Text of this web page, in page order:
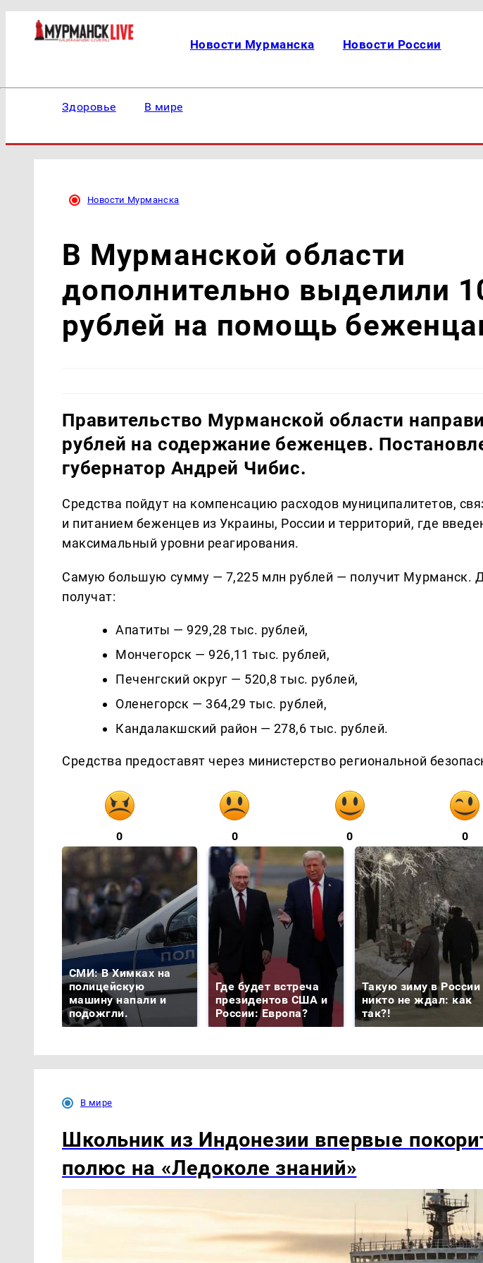
Новости Мурманска Новости России
Здоровье В мире
Новости Мурманска
В Мурманской области
дополнительно выделили
рублей на помощь
Правительство Мурманской области
рублей на содержание беженцев.
губернатор Андрей Чибис.
Средства пойдут на компенсацию расходов муниципалитетов,
и питанием беженцев из Украины, России и территорий, где
максимальный уровни реагирования.
Самую большую сумму — 7,225 млн рублей — получит Мурманск.
получат:
Апатиты — 929,28 тыс. рублей,
Мончегорск — 926,11 тыс. рублей,
Печенгский округ — 520,8 тыс. рублей,
Оленегорск — 364,29 тыс. рублей,
Кандалакшский район — 278,6 тыс. рублей.
Средства предоставят через министерство региональной
0 0 0 0
СМИ: В Химках на
полицейскую
машину напали и
подожгли.
Где будет встреча
президентов США и
России: Европа?
Такую зиму в России
никто не ждал: как
так?!
В мире
Школьник из Индонезии впервые
полюс на «Ледоколе знаний»